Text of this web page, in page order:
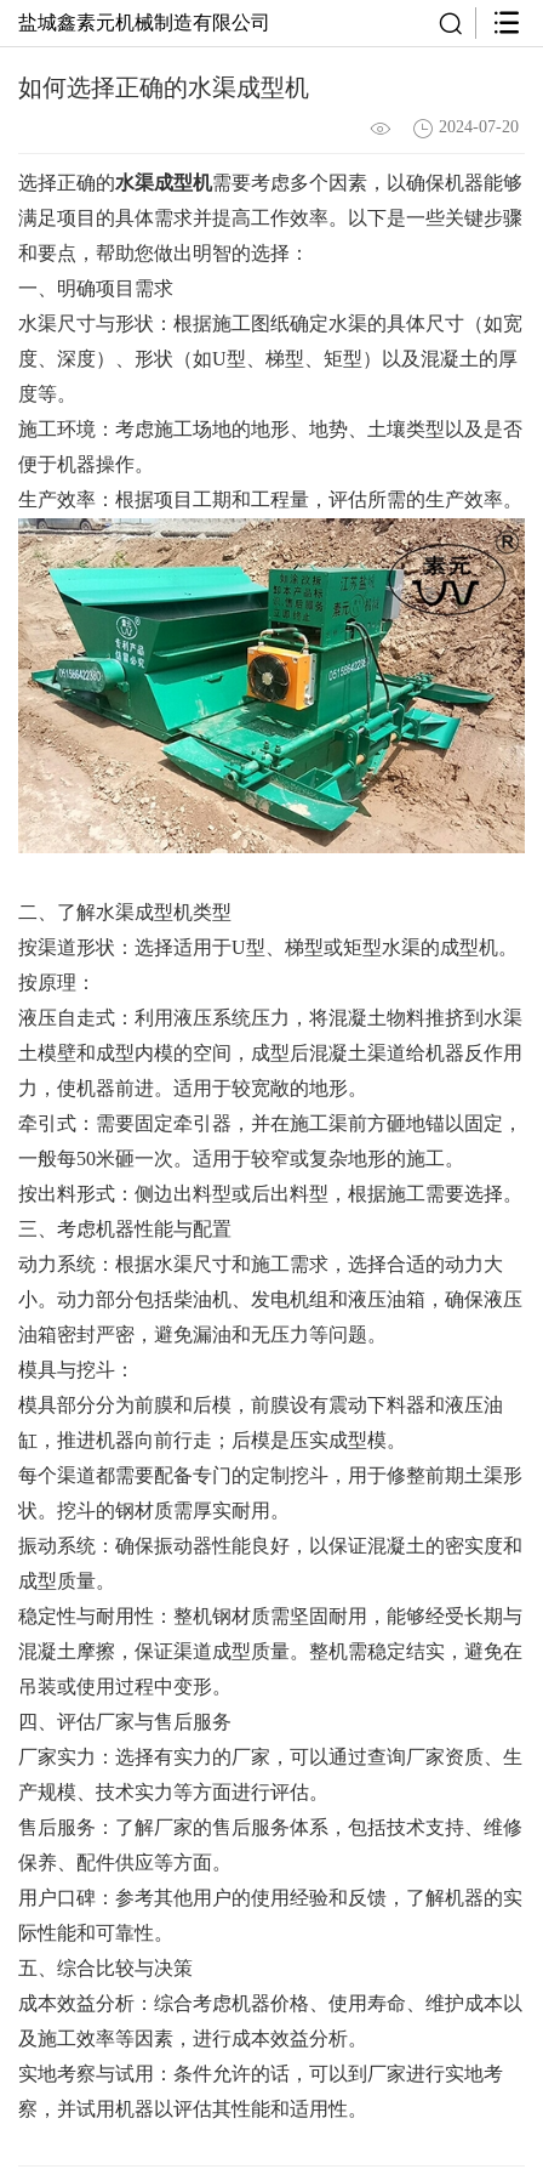
盐城鑫素元机械制造有限公司
如何选择正确的水渠成型机
2024-07-20
选择正确的水渠成型机需要考虑多个因素，以确保机器能够
满足项目的具体需求并提高工作效率。以下是一些关键步骤
和要点，帮助您做出明智的选择：
一、明确项目需求
水渠尺寸与形状：根据施工图纸确定水渠的具体尺寸（如宽
度、深度）、形状（如U型、梯型、矩型）以及混凝土的厚
度等。
施工环境：考虑施工场地的地形、地势、土壤类型以及是否
便于机器操作。
生产效率：根据项目工期和工程量，评估所需的生产效率。
二、了解水渠成型机类型
按渠道形状：选择适用于U型、梯型或矩型水渠的成型机。
按原理：
液压自走式：利用液压系统压力，将混凝土物料推挤到水渠
土模壁和成型内模的空间，成型后混凝土渠道给机器反作用
力，使机器前进。适用于较宽敞的地形。
牵引式：需要固定牵引器，并在施工渠前方砸地锚以固定，
一般每50米砸一次。适用于较窄或复杂地形的施工。
按出料形式：侧边出料型或后出料型，根据施工需要选择。
三、考虑机器性能与配置
动力系统：根据水渠尺寸和施工需求，选择合适的动力大
小。动力部分包括柴油机、发电机组和液压油箱，确保液压
油箱密封严密，避免漏油和无压力等问题。
模具与挖斗：
模具部分分为前膜和后模，前膜设有震动下料器和液压油
缸，推进机器向前行走；后模是压实成型模。
每个渠道都需要配备专门的定制挖斗，用于修整前期土渠形
状。挖斗的钢材质需厚实耐用。
振动系统：确保振动器性能良好，以保证混凝土的密实度和
成型质量。
稳定性与耐用性：整机钢材质需坚固耐用，能够经受长期与
混凝土摩擦，保证渠道成型质量。整机需稳定结实，避免在
吊装或使用过程中变形。
四、评估厂家与售后服务
厂家实力：选择有实力的厂家，可以通过查询厂家资质、生
产规模、技术实力等方面进行评估。
售后服务：了解厂家的售后服务体系，包括技术支持、维修
保养、配件供应等方面。
用户口碑：参考其他用户的使用经验和反馈，了解机器的实
际性能和可靠性。
五、综合比较与决策
成本效益分析：综合考虑机器价格、使用寿命、维护成本以
及施工效率等因素，进行成本效益分析。
实地考察与试用：条件允许的话，可以到厂家进行实地考
察，并试用机器以评估其性能和适用性。